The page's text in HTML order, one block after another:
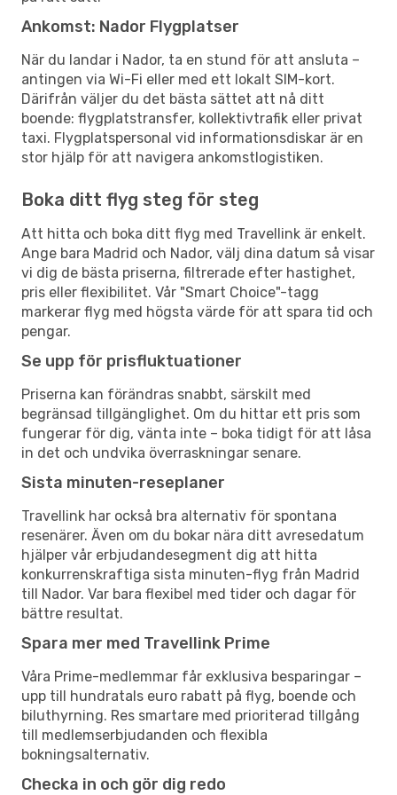
Ankomst: Nador Flygplatser
När du landar i Nador, ta en stund för att ansluta –
antingen via Wi-Fi eller med ett lokalt SIM-kort.
Därifrån väljer du det bästa sättet att nå ditt
boende: flygplatstransfer, kollektivtrafik eller privat
taxi. Flygplatspersonal vid informationsdiskar är en
stor hjälp för att navigera ankomstlogistiken.
Boka ditt flyg steg för steg
Att hitta och boka ditt flyg med Travellink är enkelt.
Ange bara Madrid och Nador, välj dina datum så visar
vi dig de bästa priserna, filtrerade efter hastighet,
pris eller flexibilitet. Vår "Smart Choice"-tagg
markerar flyg med högsta värde för att spara tid och
pengar.
Se upp för prisfluktuationer
Priserna kan förändras snabbt, särskilt med
begränsad tillgänglighet. Om du hittar ett pris som
fungerar för dig, vänta inte – boka tidigt för att låsa
in det och undvika överraskningar senare.
Sista minuten-reseplaner
Travellink har också bra alternativ för spontana
resenärer. Även om du bokar nära ditt avresedatum
hjälper vår erbjudandesegment dig att hitta
konkurrenskraftiga sista minuten-flyg från Madrid
till Nador. Var bara flexibel med tider och dagar för
bättre resultat.
Spara mer med Travellink Prime
Våra Prime-medlemmar får exklusiva besparingar –
upp till hundratals euro rabatt på flyg, boende och
biluthyrning. Res smartare med prioriterad tillgång
till medlemserbjudanden och flexibla
bokningsalternativ.
Checka in och gör dig redo